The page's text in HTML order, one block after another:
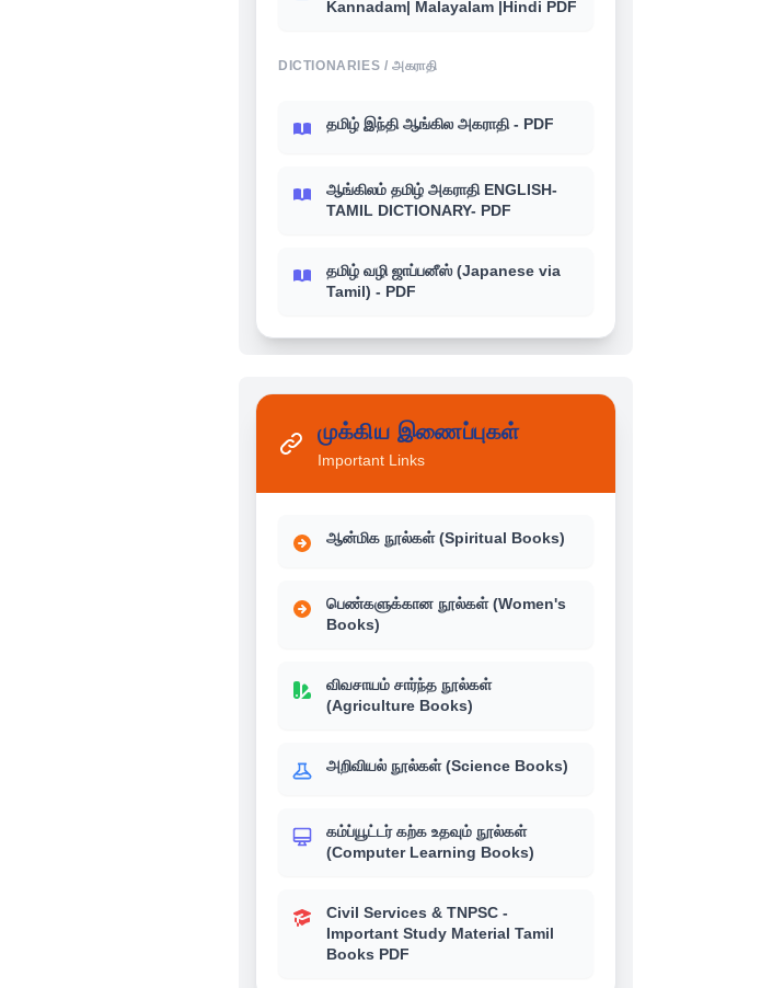
Kannadam| Malayalam |Hindi PDF
DICTIONARIES / அகராதி
தமிழ் இந்தி ஆங்கில அகராதி - PDF
ஆங்கிலம் தமிழ் அகராதி ENGLISH-
TAMIL DICTIONARY- PDF
தமிழ் வழி ஜாப்பனீஸ் (Japanese via
Tamil) - PDF
முக்கிய இணைப்புகள்
Important Links
ஆன்மிக நூல்கள் (Spiritual Books)
பெண்களுக்கான நூல்கள் (Women's
Books)
விவசாயம் சார்ந்த நூல்கள்
(Agriculture Books)
அறிவியல் நூல்கள் (Science Books)
கம்ப்யூட்டர் கற்க உதவும் நூல்கள்
(Computer Learning Books)
Civil Services & TNPSC -
Important Study Material Tamil
Books PDF